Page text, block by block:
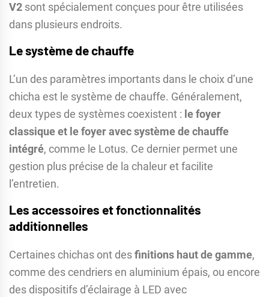
V2 sont spécialement conçues pour être utilisées
dans plusieurs endroits.
Le système de chauffe
L’un des paramètres importants dans le choix d’une
chicha est le système de chauffe. Généralement,
deux types de systèmes coexistent : le foyer
classique et le foyer avec système de chauffe
intégré, comme le Lotus. Ce dernier permet une
gestion plus précise de la chaleur et facilite
l’entretien.
Les accessoires et fonctionnalités
additionnelles
Certaines chichas ont desfinitions haut de gamme,
comme des cendriers en aluminium épais, ou encore
des dispositifs d’éclairage à LED avec